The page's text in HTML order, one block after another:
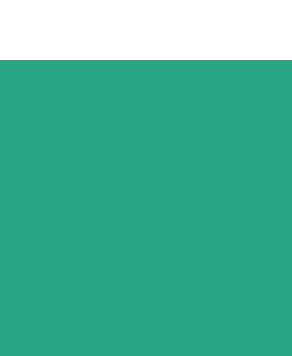
ている排出係数